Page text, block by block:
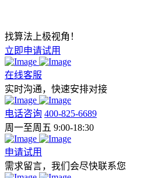
找算法上极视角！
立即申请试用
在线客服
实时沟通，快速安排对接
电话咨询 400-825-6689
周一至周五 9:00-18:30
申请试用
需求留言，我们会尽快联系您